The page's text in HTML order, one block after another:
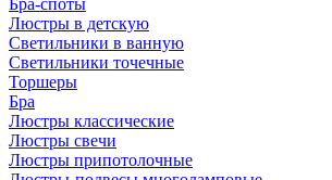
Бра-споты
Люстры в детскую
Светильники в ванную
Светильники точечные
Торшеры
Бра
Люстры классические
Люстры свечи
Люстры припотолочные